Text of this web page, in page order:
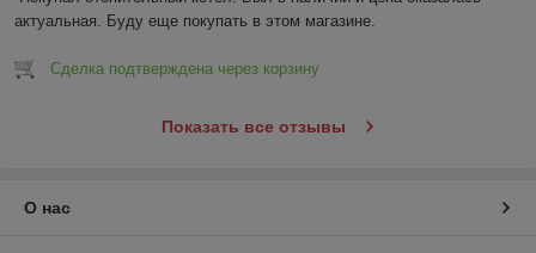
актуальная. Буду еще покупать в этом магазине.
Сделка подтверждена через корзину
Показать все отзывы
О нас